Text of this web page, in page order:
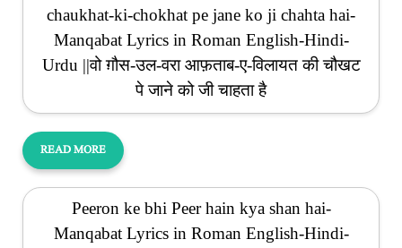
chaukhat-ki-chokhat pe jane ko ji chahta hai-
Manqabat Lyrics in Roman English-Hindi-
Urdu ||वो ग़ौस-उल-वरा आफ़ताब-ए-विलायत की चौखट
पे जाने को जी चाहता है
READ MORE
Peeron ke bhi Peer hain kya shan hai-
Manqabat Lyrics in Roman English-Hindi-